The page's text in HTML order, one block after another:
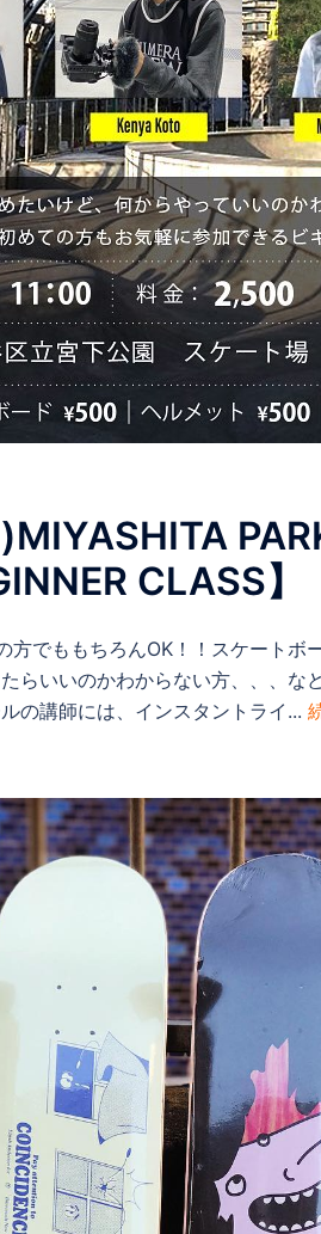
CLASS】
方でももちろんOK！！スケート
らいいのかわからない方、、、
の講師には、インスタントライ...